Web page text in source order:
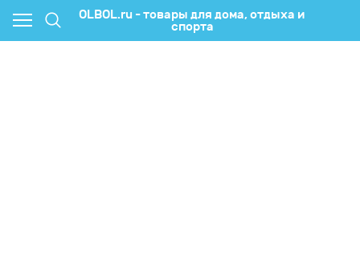
OLBOL.ru - товары для дома, отдыха и
спорта